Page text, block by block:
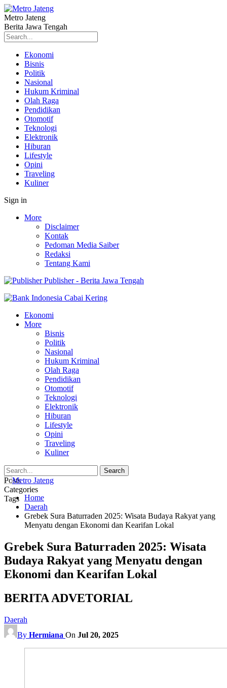
Metro Jateng
Berita Jawa Tengah
Ekonomi
Bisnis
Politik
Nasional
Hukum Kriminal
Olah Raga
Pendidikan
Otomotif
Teknologi
Elektronik
Hiburan
Lifestyle
Opini
Traveling
Kuliner
Sign in
More
Disclaimer
Kontak
Pedoman Media Saiber
Redaksi
Tentang Kami
Publisher - Berita Jawa Tengah
Ekonomi
More
Bisnis
Politik
Nasional
Hukum Kriminal
Olah Raga
Pendidikan
Otomotif
Teknologi
Elektronik
Hiburan
Lifestyle
Opini
Traveling
Kuliner
Posts
Categories
Tags Home
Daerah
Grebek Sura Baturraden 2025: Wisata Budaya Rakyat yang
Menyatu dengan Ekonomi dan Kearifan Lokal
Grebek Sura Baturraden 2025: Wisata
Budaya Rakyat yang Menyatu dengan
Ekonomi dan Kearifan Lokal
BERITA ADVETORIAL
Daerah
By Hermiana On Jul 20, 2025